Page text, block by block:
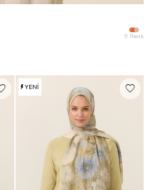
9 Renk
YENI